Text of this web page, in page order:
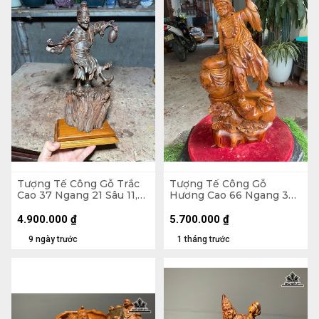
Tượng Tế Công Gỗ Trắc
Cao 37 Ngang 21 Sâu 11,5
9 ngày trước
4.900.000 ₫
Tượng Tế Công Gỗ
Hương Cao 66 Ngang 33
1 tháng trước
5.700.000 ₫